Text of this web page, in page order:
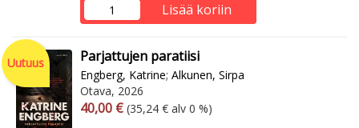
Lisää koriin
Uutuus Parjattujen paratiisi
Engberg, Katrine; Alkunen, Sirpa
Otava, 2026
Arvonlisäverollinen hinta
40,00 € Arvonlisäveroton hinta
(35,24 € alv 0 %)